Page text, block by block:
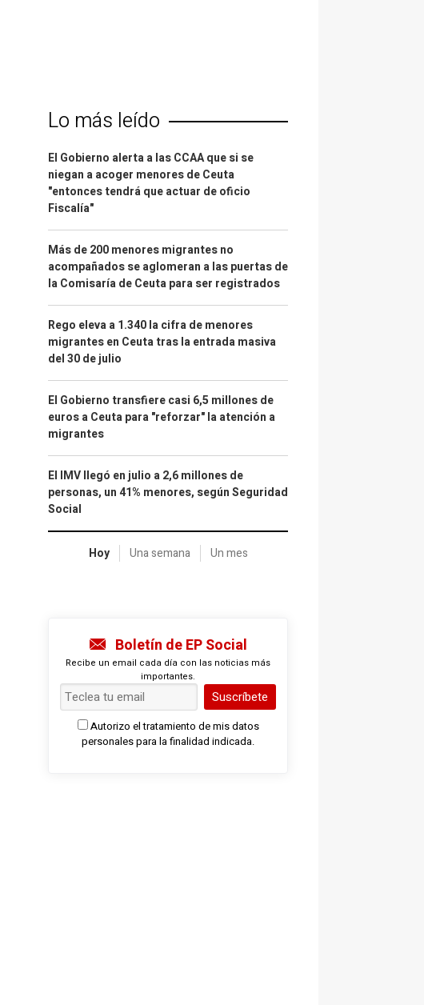
Lo más leído
El Gobierno alerta a las CCAA que si se
niegan a acoger menores de Ceuta
"entonces tendrá que actuar de oficio
Fiscalía"
Más de 200 menores migrantes no
acompañados se aglomeran a las puertas de
la Comisaría de Ceuta para ser registrados
Rego eleva a 1.340 la cifra de menores
migrantes en Ceuta tras la entrada masiva
del 30 de julio
El Gobierno transfiere casi 6,5 millones de
euros a Ceuta para "reforzar" la atención a
migrantes
El IMV llegó en julio a 2,6 millones de
personas, un 41% menores, según Seguridad
Social
Hoy Una semana Un mes
Boletín de EP Social
Recibe un email cada día con las noticias más
importantes.
Suscríbete
Autorizo el tratamiento de mis datos
personales para la finalidad indicada.